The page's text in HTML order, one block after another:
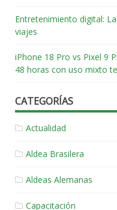
Entretenimiento digital:
viajes
iPhone 18 Pro vs Pixel 9
48 horas con uso mixto
CATEGORÍAS
Actualidad
Aldea Brasilera
Aldeas Alemanas
Capacitación